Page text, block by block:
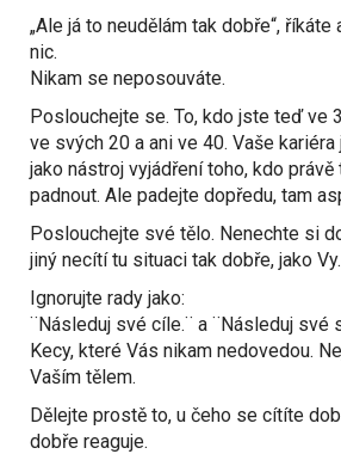
„Ale já to neudělám tak dobře“, říkáte
nic.
Nikam se neposouváte.
Poslouchejte se. To, kdo jste teď ve
ve svých 20 a ani ve 40. Vaše
jako nástroj vyjádření toho, kdo
padnout. Ale padejte dopředu, tam
Poslouchejte své tělo. Nenechte si
jiný necítí tu situaci tak dobře, jako Vy.
Ignorujte rady jako:
¨Následuj své cíle.¨ a ¨Následuj své
Kecy, které Vás nikam nedovedou.
Vaším tělem.
Dělejte prostě to, u čeho se cítíte
dobře reaguje.